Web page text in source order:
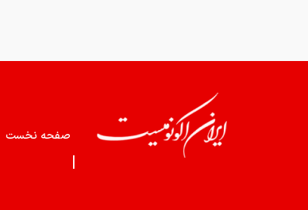
صفحه نخست
|